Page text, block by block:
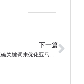
下一篇
如何选择正确关键词来优化亚马逊流量和提升销售？